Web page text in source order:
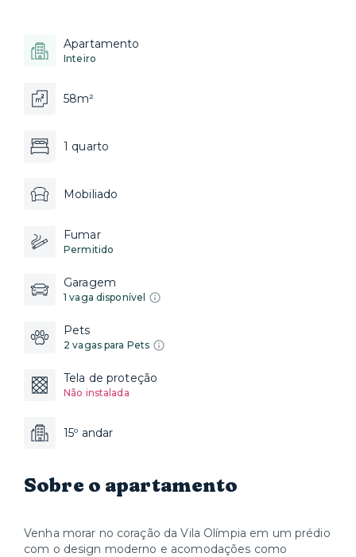
Apartamento
Inteiro
58m²
1 quarto
Mobiliado
Fumar
Permitido
Garagem
1 vaga disponível
Pets
2 vagas para Pets
Tela de proteção
Não instalada
15º andar
Sobre o apartamento
Venha morar no coração da Vila Olímpia em um prédio
com o design moderno e acomodações como